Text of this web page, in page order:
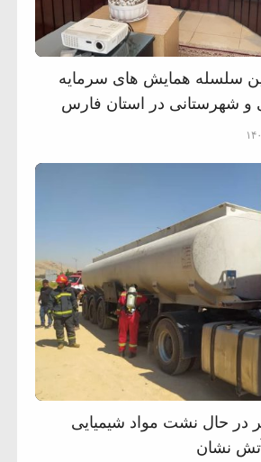
سلسله همایش های سرمایه
و شهرستانی در استان فارس
۰۵
در حال نشت مواد شیمیایی
نشان